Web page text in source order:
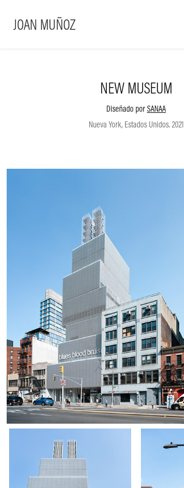
JOAN MUÑOZ
NEW MUSEUM
Diseñado porSANAA
Nueva York, Estados Unidos. 2021